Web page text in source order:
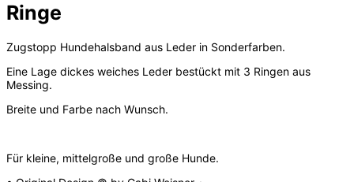
Ringe
Zugstopp Hundehalsband aus Leder in Sonderfarben.
Eine Lage dickes weiches Leder bestückt mit 3 Ringen aus
Messing.
Breite und Farbe nach Wunsch.
Für kleine, mittelgroße und große Hunde.